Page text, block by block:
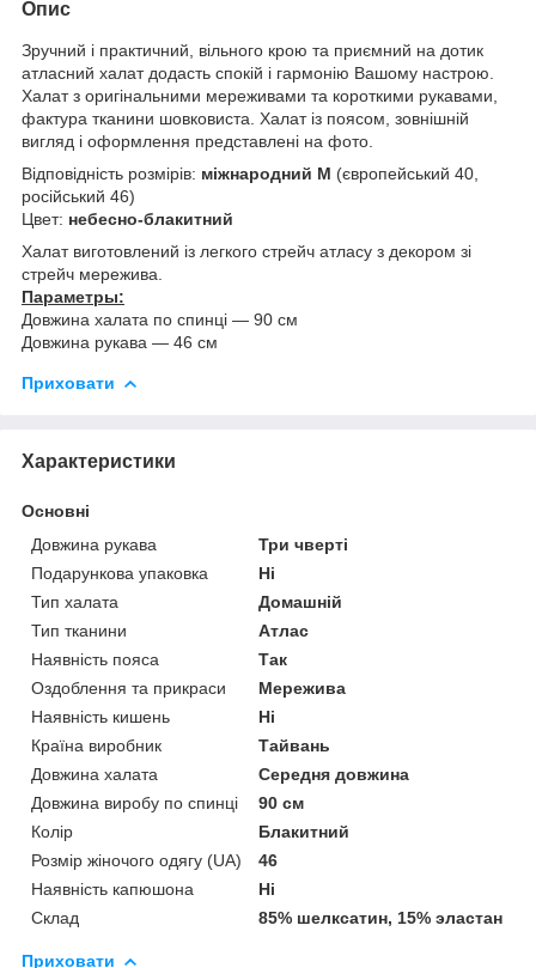
Опис
Зручний і практичний, вільного крою та приємний на дотик
атласний халат додасть спокій і гармонію Вашому настрою.
Халат з оригінальними мереживами та короткими рукавами,
фактура тканини шовковиста. Халат із поясом, зовнішній
вигляд і оформлення представлені на фото.
Відповідність розмірів: міжнародний M (європейський 40,
російський 46)
Цвет: небесно-блакитний
Халат виготовлений із легкого стрейч атласу з декором зі
стрейч мережива.
Параметры:
Довжина халата по спинці — 90 см
Довжина рукава — 46 см
Приховати
Характеристики
Основні
Довжина рукава
Три чверті
Подарункова упаковка
Ні
Тип халата
Домашній
Тип тканини
Атлас
Наявність пояса
Так
Оздоблення та прикраси
Мережива
Наявність кишень
Ні
Країна виробник
Тайвань
Довжина халата
Середня довжина
Довжина виробу по спинці
90 см
Колір
Блакитний
Розмір жіночого одягу (UA)
46
Наявність капюшона
Ні
Склад
85% шелксатин, 15% эластан
Приховати